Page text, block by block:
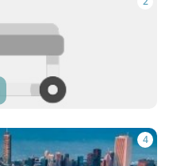
4